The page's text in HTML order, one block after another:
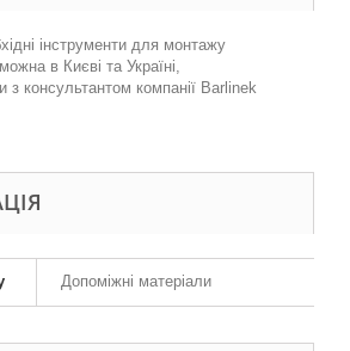
інструменти для монтажу
в Києві та Україні,
консультантом компанії Barlinek
Допоміжні матеріали